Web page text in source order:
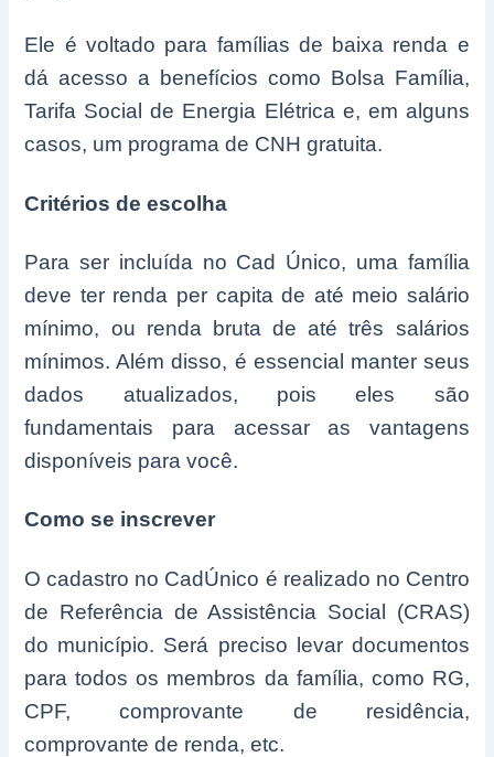
Ele é voltado para famílias de baixa renda e
dá acesso a benefícios como Bolsa Família,
Tarifa Social de Energia Elétrica e, em alguns
casos, um programa de CNH gratuita.
Critérios de escolha
Para ser incluída no Cad Único, uma família
deve ter renda per capita de até meio salário
mínimo, ou renda bruta de até três salários
mínimos. Além disso, é essencial manter seus
dados atualizados, pois eles são
fundamentais para acessar as vantagens
disponíveis para você.
Como se inscrever
O cadastro no CadÚnico é realizado no Centro
de Referência de Assistência Social (CRAS)
do município. Será preciso levar documentos
para todos os membros da família, como RG,
CPF, comprovante de residência,
comprovante de renda, etc.